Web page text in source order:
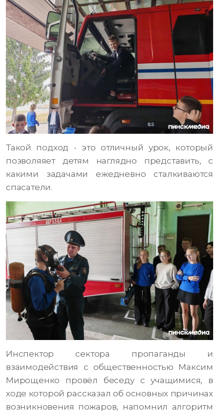
Такой подход - это отличный урок, который
позволяяет детям наглядно представить, с
какими задачами ежедневно сталкиваются
спасатели.
Инспектор сектора пропаганды и
взаимодействия с общественностью Максим
Мирощенко провёл беседу с учащимися, в
ходе которой рассказал об основных причинах
возникновения пожаров, напомнил алгоритм